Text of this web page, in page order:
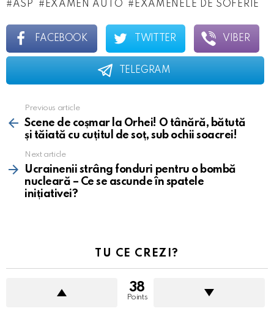
ASP EXAMEN AUTO EXAMENELE DE SOFERIE
FACEBOOK TWITTER VIBER
TELEGRAM
more
Previous article
Scene de coșmar la Orhei! O tânără, bătută
și tăiată cu cuțitul de soț, sub ochii soacrei!
Next article
Ucrainenii strâng fonduri pentru o bombă
nucleară – Ce se ascunde în spatele
inițiativei?
TU CE CREZI?
38
Points